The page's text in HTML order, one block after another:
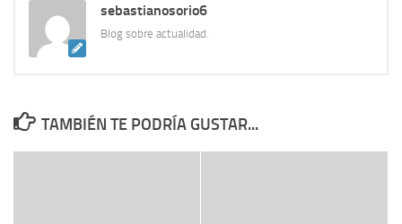
sebastianosorio6
Blog sobre actualidad.
TAMBIÉN TE PODRÍA GUSTAR...